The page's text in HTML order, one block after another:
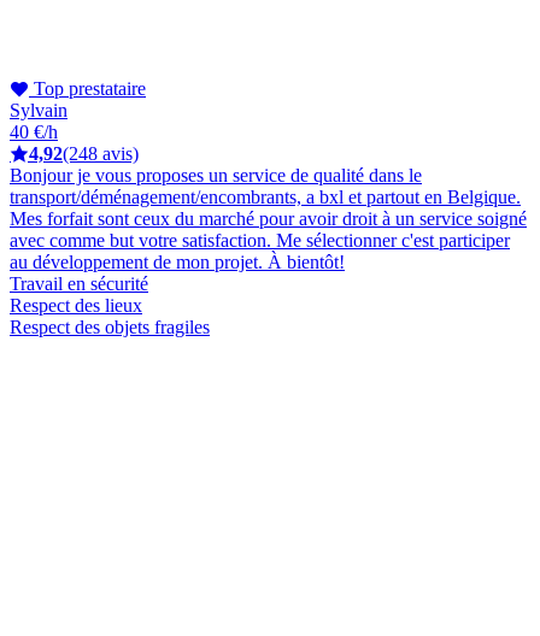
Top prestataire
Sylvain
40 €/h
4,92(248 avis)
Bonjour je vous proposes un service de qualité dans le
transport/déménagement/encombrants, a bxl et partout en Belgique.
Mes forfait sont ceux du marché pour avoir droit à un service soigné
avec comme but votre satisfaction. Me sélectionner c'est participer
au développement de mon projet. À bientôt!
Travail en sécurité
Respect des lieux
Respect des objets fragiles